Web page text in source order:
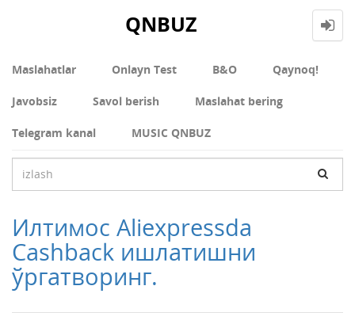
QNBUZ
Maslahatlar Onlayn Test В&О Qaynoq!
Javobsiz Savol berish Maslahat bering
Telegram kanal MUSIC QNBUZ
Илтимос Aliexpressda
Cashback ишлатишни
ўргатворинг.